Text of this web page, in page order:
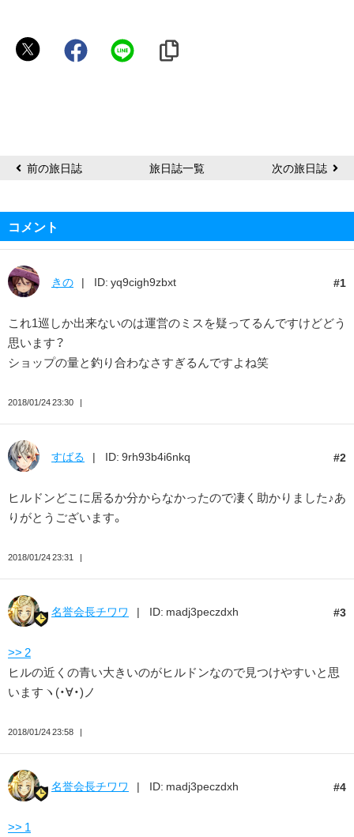
名
ワ 前の旅日誌 旅日誌一覧 次の旅日誌
コメント
1
きの ID: yq9cigh9zbxt
これ1巡しか出来ないのは運営のミスを疑ってるんですけどどう
思います？
ショップの量と釣り合わなさすぎるんですよね笑
2018/01/24 23:30
2
すばる ID: 9rh93b4i6nkq
ヒルドンどこに居るか分からなかったので凄く助かりました♪あ
りがとうございます。
2018/01/24 23:31
3
名誉会長チワワ ID: madj3peczdxh
>> 2
ヒルの近くの青い大きいのがヒルドンなので見つけやすいと思
いますヽ(・∀・)ノ
2018/01/24 23:58
4
名誉会長チワワ ID: madj3peczdxh
>> 1